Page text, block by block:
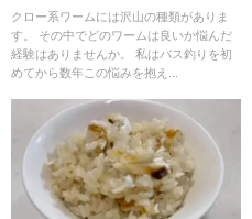
クロー系ワームには沢山の種類がありま
す。 その中でどのワームは良いか悩んだ
経験はありませんか。 私はバス釣りを初
めてから数年この悩みを抱え...